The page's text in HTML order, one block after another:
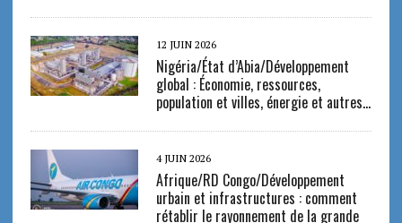
12 JUIN 2026
Nigéria/État d’Abia/Développement
global : Économie, ressources,
population et villes, énergie et autres…
4 JUIN 2026
Afrique/RD Congo/Développement
urbain et infrastructures : comment
rétablir le rayonnement de la grande